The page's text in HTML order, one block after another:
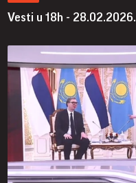
Vesti u 18h - 28.02.2026.